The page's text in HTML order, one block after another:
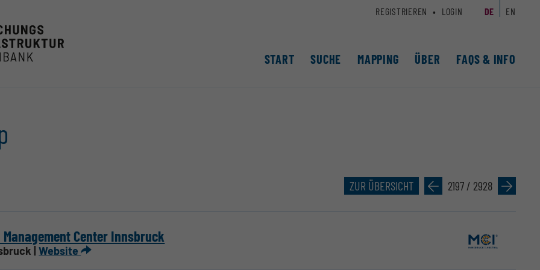
START SUCHE MAPPING ÜBER FAQS & INFO
REGISTRIEREN LOGIN DE EN
ZUR ÜBERSICHT » 2197 / 2928 »
Management Center Innsbruck
|Website